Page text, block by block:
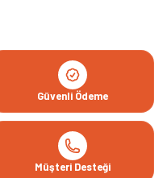
Güvenli Ödeme
Müşteri Desteği